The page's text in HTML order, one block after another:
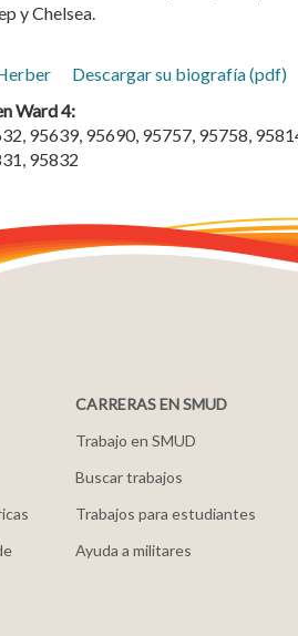
y Chelsea.
Descargar su biografía (pdf)
Ward 4:
95639, 95690, 95757, 95758,
95832
CARRERAS EN SMUD
Trabajo en SMUD
Buscar trabajos
Trabajos para estudiantes
Ayuda a militares